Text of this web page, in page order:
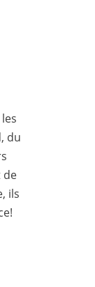
du
de
ils